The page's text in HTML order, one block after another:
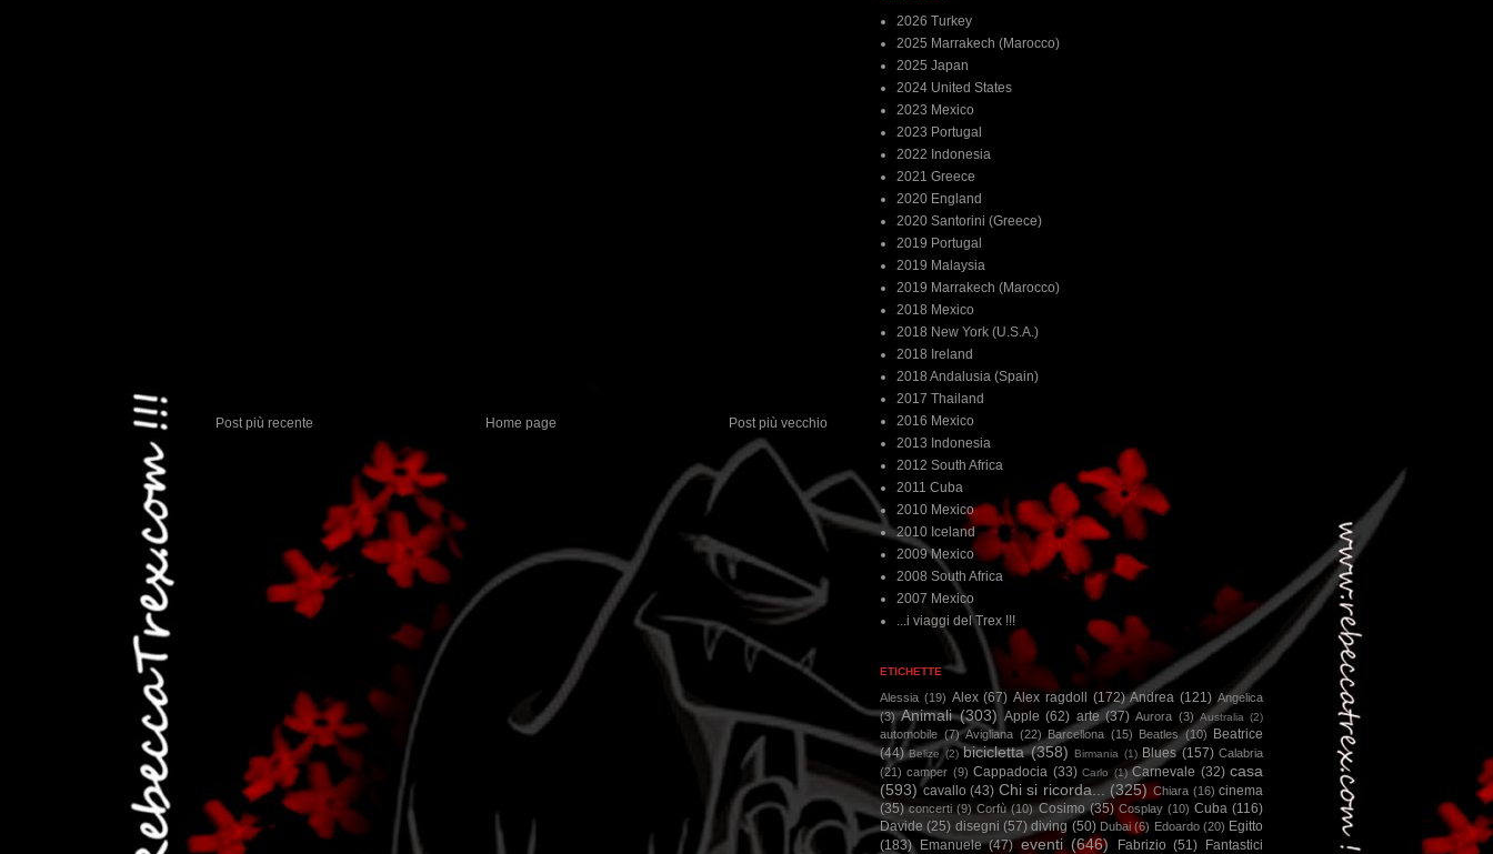
Post più recente Post più vecchio
Home page
2026 Turkey
2025 Marrakech (Marocco)
2025 Japan
2024 United States
2023 Mexico
2023 Portugal
2022 Indonesia
2021 Greece
2020 England
2020 Santorini (Greece)
2019 Portugal
2019 Malaysia
2019 Marrakech (Marocco)
2018 Mexico
2018 New York (U.S.A.)
2018 Ireland
2018 Andalusia (Spain)
2017 Thailand
2016 Mexico
2013 Indonesia
2012 South Africa
2011 Cuba
2010 Mexico
2010 Iceland
2009 Mexico
2008 South Africa
2007 Mexico
...i viaggi del Trex !!!
ETICHETTE
Alessia (19) Alex (67) Alex ragdoll (172) Andrea (121) Angelica
(3) Animali (303) Apple (62) arte (37) Aurora (3) Australia (2)
automobile (7) Avigliana (22) Barcellona (15) Beatles (10)
Beatrice
(44) Belize (2) bicicletta (358) Birmania (1) Blues (157) Calabria
(21) camper (9) Cappadocia (33) Carlo (1) Carnevale (32) casa
(593) cavallo (43) Chi si ricorda... (325) Chiara (16) cinema
(35) concerti (9) Corfù (10) Cosimo (35) Cosplay (10) Cuba (116)
Davide (25) disegni (57) diving (50) Dubai (6) Edoardo (20) Egitto
(183)
Emanuele (47) eventi (646) Fabrizio (51)
Fantastici